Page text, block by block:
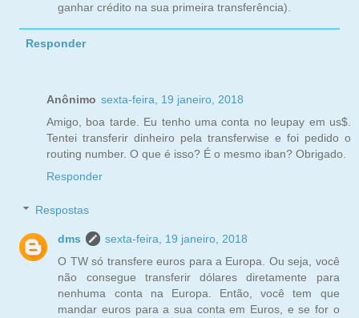
ganhar crédito na sua primeira transferência).
Responder
Anônimo sexta-feira, 19 janeiro, 2018
Amigo, boa tarde. Eu tenho uma conta no leupay em us$.
Tentei transferir dinheiro pela transferwise e foi pedido o
routing number. O que é isso? É o mesmo iban? Obrigado.
Responder
Respostas
dms
sexta-feira, 19 janeiro, 2018
O TW só transfere euros para a Europa. Ou seja, você
não consegue transferir dólares diretamente para
nenhuma conta na Europa. Então, você tem que
mandar euros para a sua conta em Euros, e se for o